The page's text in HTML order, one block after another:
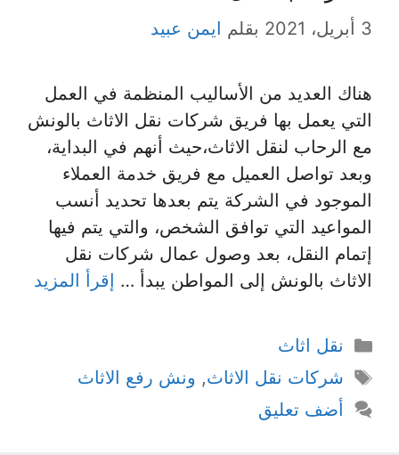
3 أبريل، 2021 بقلم ايمن عبيد
هناك العديد من الأساليب المنظمة في العمل
التي يعمل بها فريق شركات نقل الاثاث بالونش
مع الرحاب لنقل الاثاث،حيث أنهم في البداية،
وبعد تواصل العميل مع فريق خدمة العملاء
الموجود في الشركة يتم بعدها تحديد أنسب
المواعيد التي توافق الشخص، والتي يتم فيها
إتمام النقل، بعد وصول عمال شركات نقل
الاثاث بالونش إلى المواطن يبدأ … إقرأ المزيد
التصنيفات
نقل اثاث
الوسوم
شركات نقل الاثاث, ونش رفع الاثاث
أضف تعليق